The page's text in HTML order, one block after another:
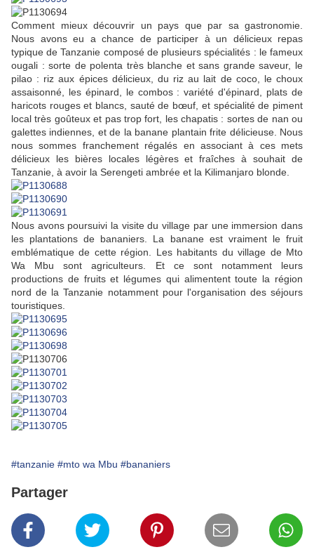
Comment mieux découvrir un pays que par sa gastronomie.
Nous avons eu a chance de participer à un délicieux repas
typique de Tanzanie composé de plusieurs spécialités : le fameux
ougali : sorte de polenta très blanche et sans grande saveur, le
pilao : riz aux épices délicieux, du riz au lait de coco, le choux
assaisonné, les épinard, le combos : variété d'épinard, plats de
haricots rouges et blancs, sauté de bœuf, et spécialité de piment
local très goûteux et pas trop fort, les chapatis : sortes de nan ou
galettes indiennes, et de la banane plantain frite délicieuse. Nous
nous sommes franchement régalés en associant à ces mets
délicieux les bières locales légères et fraîches à souhait de
Tanzanie, à avoir la Serengeti ambrée et la Kilimanjaro blonde.
Nous avons poursuivi la visite du village par une immersion dans
les plantations de bananiers. La banane est vraiment le fruit
emblématique de cette région. Les habitants du village de Mto
Wa Mbu sont agriculteurs. Et ce sont notamment leurs
productions de fruits et légumes qui alimentent toute la région
nord de la Tanzanie notamment pour l'organisation des séjours
touristiques.
#tanzanie #mto wa Mbu #bananiers
Partager